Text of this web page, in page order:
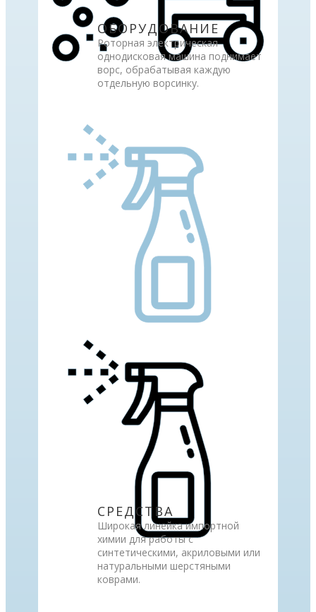
ОБОРУДОВАНИЕ
Роторная электрическая
однодисковая машина поднимает
ворс, обрабатывая каждую
отдельную ворсинку.
СРЕДСТВА
Широкая линейка импортной
химии для работы с
синтетическими, акриловыми или
натуральными шерстяными
коврами.